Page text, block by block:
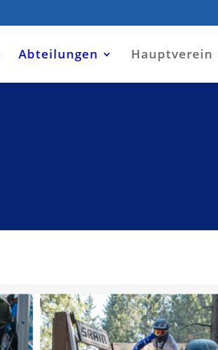
Abteilungen Hauptverein